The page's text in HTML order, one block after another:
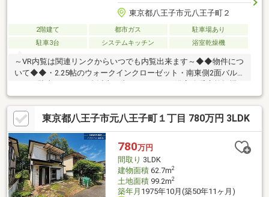
東京都八王子市元八王子町２
2階建て 都市ガス
駐車場あり
駐車3台
システムキッチン 浴室乾燥機
～VR内覧は関連リンクからいつでも内覧出来ます～◆◆物件につ
いて◆◆・2.25帖のウォークインクローゼット・南東側2面バルコ
ニー・駐車スペース2台以上（車種による）・浴室冷暖房乾燥機・
浴室1坪・トイレ2か所◆◆保証について◆◆・安心R住宅・イン
スペクション済・瑕疵保険付保予定・設備保障付・住宅履歴付・
24時間コールセンター◆◆周辺環境情報◆◆・城山保育園 徒歩
8分・元八王子幼稚園 徒歩6分・八王子市立城山小学校 徒歩5
分・TAIRAYA元八王子店 徒歩12分
東京都八王子市元八王子町１丁目 780万円 3LDK
780万円
間取り 3LDK
建物面積62.7m2
土地面積99.2m2
築年月 1975年10月(築50年11ヶ月)